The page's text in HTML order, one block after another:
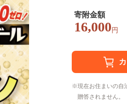
ト プレゼント
無料 健康志向
原市 ]
寄附金額
16,000 円
現在お住まいの自
贈答されません。